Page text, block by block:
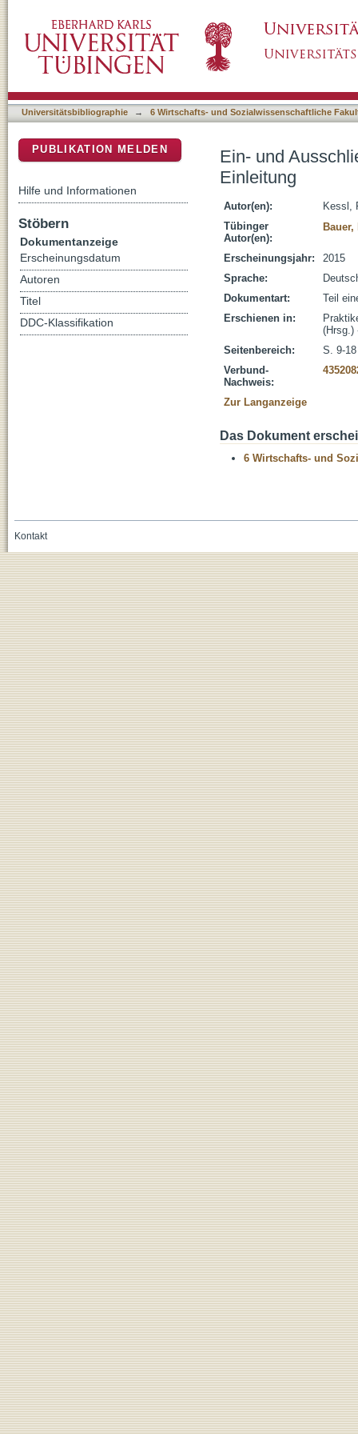
Universitätsbibliographie → 6 Wirtschafts- und Sozialwissenschaftliche
Ein- und
Einleitung
Autor(en):
Kessl,
Tübinger
Autor(en):
Bauer,
Erscheinungsjahr:
2015
Sprache:
Dokumentart:
Teil
Erschienen in:
(Hrsg.)
Seitenbereich:
S. 9-18
Verbund-
Nachweis:
Zur Langanzeige
Das Dokument
6 Wirtschafts- und
PUBLIKATION MELDEN
Hilfe und Informationen
Stöbern
Dokumentanzeige
Erscheinungsdatum
Autoren
Titel
DDC-Klassifikation
Kontakt